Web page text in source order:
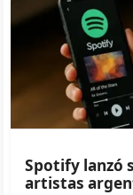
Spotify lanzó
artistas